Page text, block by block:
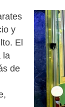
y
El
la
de